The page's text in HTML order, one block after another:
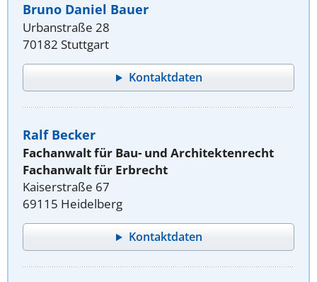
Bruno Daniel Bauer
Urbanstraße 28
70182 Stuttgart
Kontaktdaten
Ralf Becker
Fachanwalt für Bau- und Architektenrecht
Fachanwalt für Erbrecht
Kaiserstraße 67
69115 Heidelberg
Kontaktdaten